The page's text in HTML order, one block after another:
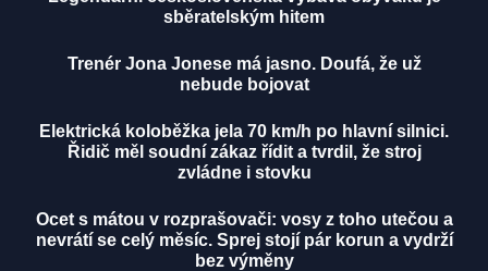
sběratelským hitem
Trenér Jona Jonese má jasno. Doufá, že už
nebude bojovat
Elektrická koloběžka jela 70 km/h po hlavní silnici.
Řidič měl soudní zákaz řídit a tvrdil, že stroj
zvládne i stovku
Ocet s mátou v rozprašovači: vosy z toho utečou a
nevrátí se celý měsíc. Sprej stojí pár korun a vydrží
bez výměny